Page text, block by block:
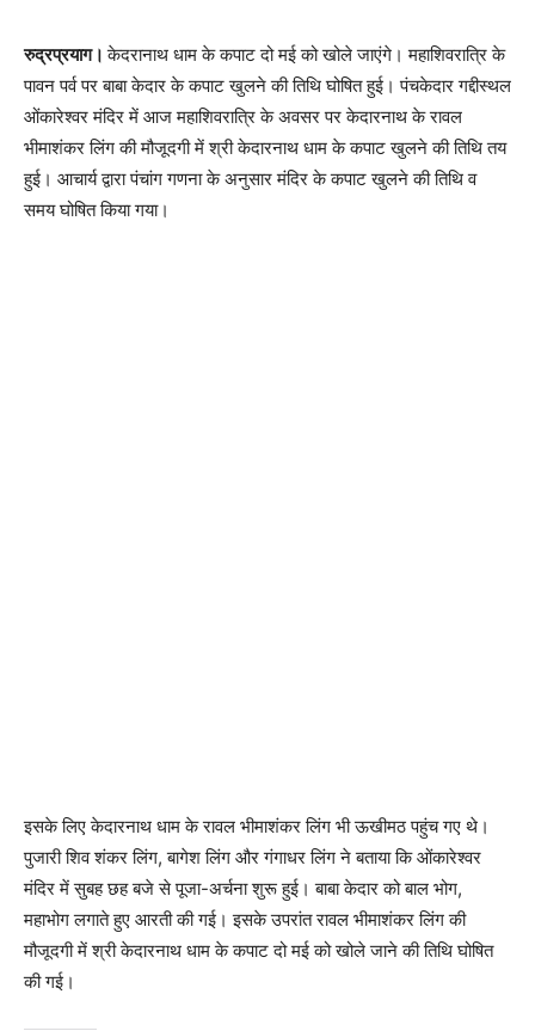
रुद्रप्रयाग।केदरानाथ धाम के कपाट दो मई को खोले जाएंगे। महाशिवरात्रि के
पावन पर्व पर बाबा केदार के कपाट खुलने की तिथि घोषित हुई। पंचकेदार गद्दीस्थल
ओंकारेश्वर मंदिर में आज महाशिवरात्रि के अवसर पर केदारनाथ के रावल
भीमाशंकर लिंग की मौजूदगी में श्री केदारनाथ धाम के कपाट खुलने की तिथि तय
हुई। आचार्य द्वारा पंचांग गणना के अनुसार मंदिर के कपाट खुलने की तिथि व
समय घोषित किया गया।
इसके लिए केदारनाथ धाम के रावल भीमाशंकर लिंग भी ऊखीमठ पहुंच गए थे।
पुजारी शिव शंकर लिंग, बागेश लिंग और गंगाधर लिंग ने बताया कि ओंकारेश्वर
मंदिर में सुबह छह बजे से पूजा-अर्चना शुरू हुई। बाबा केदार को बाल भोग,
महाभोग लगाते हुए आरती की गई। इसके उपरांत रावल भीमाशंकर लिंग की
मौजूदगी में श्री केदारनाथ धाम के कपाट दो मई को खोले जाने की तिथि घोषित
की गई।